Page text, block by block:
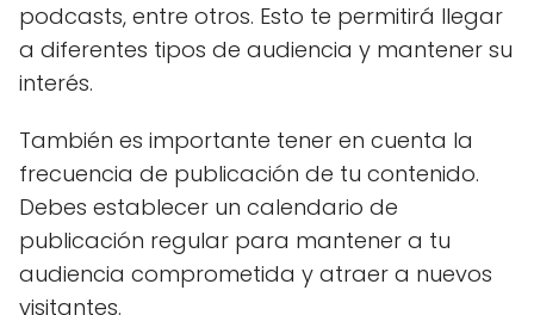
podcasts, entre otros. Esto te permitirá llegar
a diferentes tipos de audiencia y mantener su
interés.
También es importante tener en cuenta la
frecuencia de publicación de tu contenido.
Debes establecer un calendario de
publicación regular para mantener a tu
audiencia comprometida y atraer a nuevos
visitantes.